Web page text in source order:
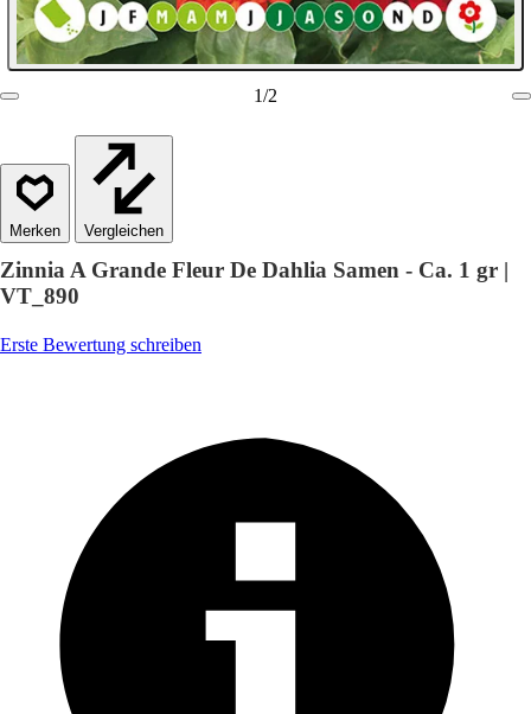
1/2
Vergleichen
Zinnia A Grande Fleur De Dahlia Samen - Ca. 1 gr |
VT_890
Erste Bewertung schreiben